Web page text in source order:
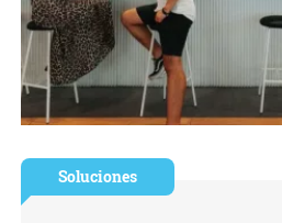
Soluciones